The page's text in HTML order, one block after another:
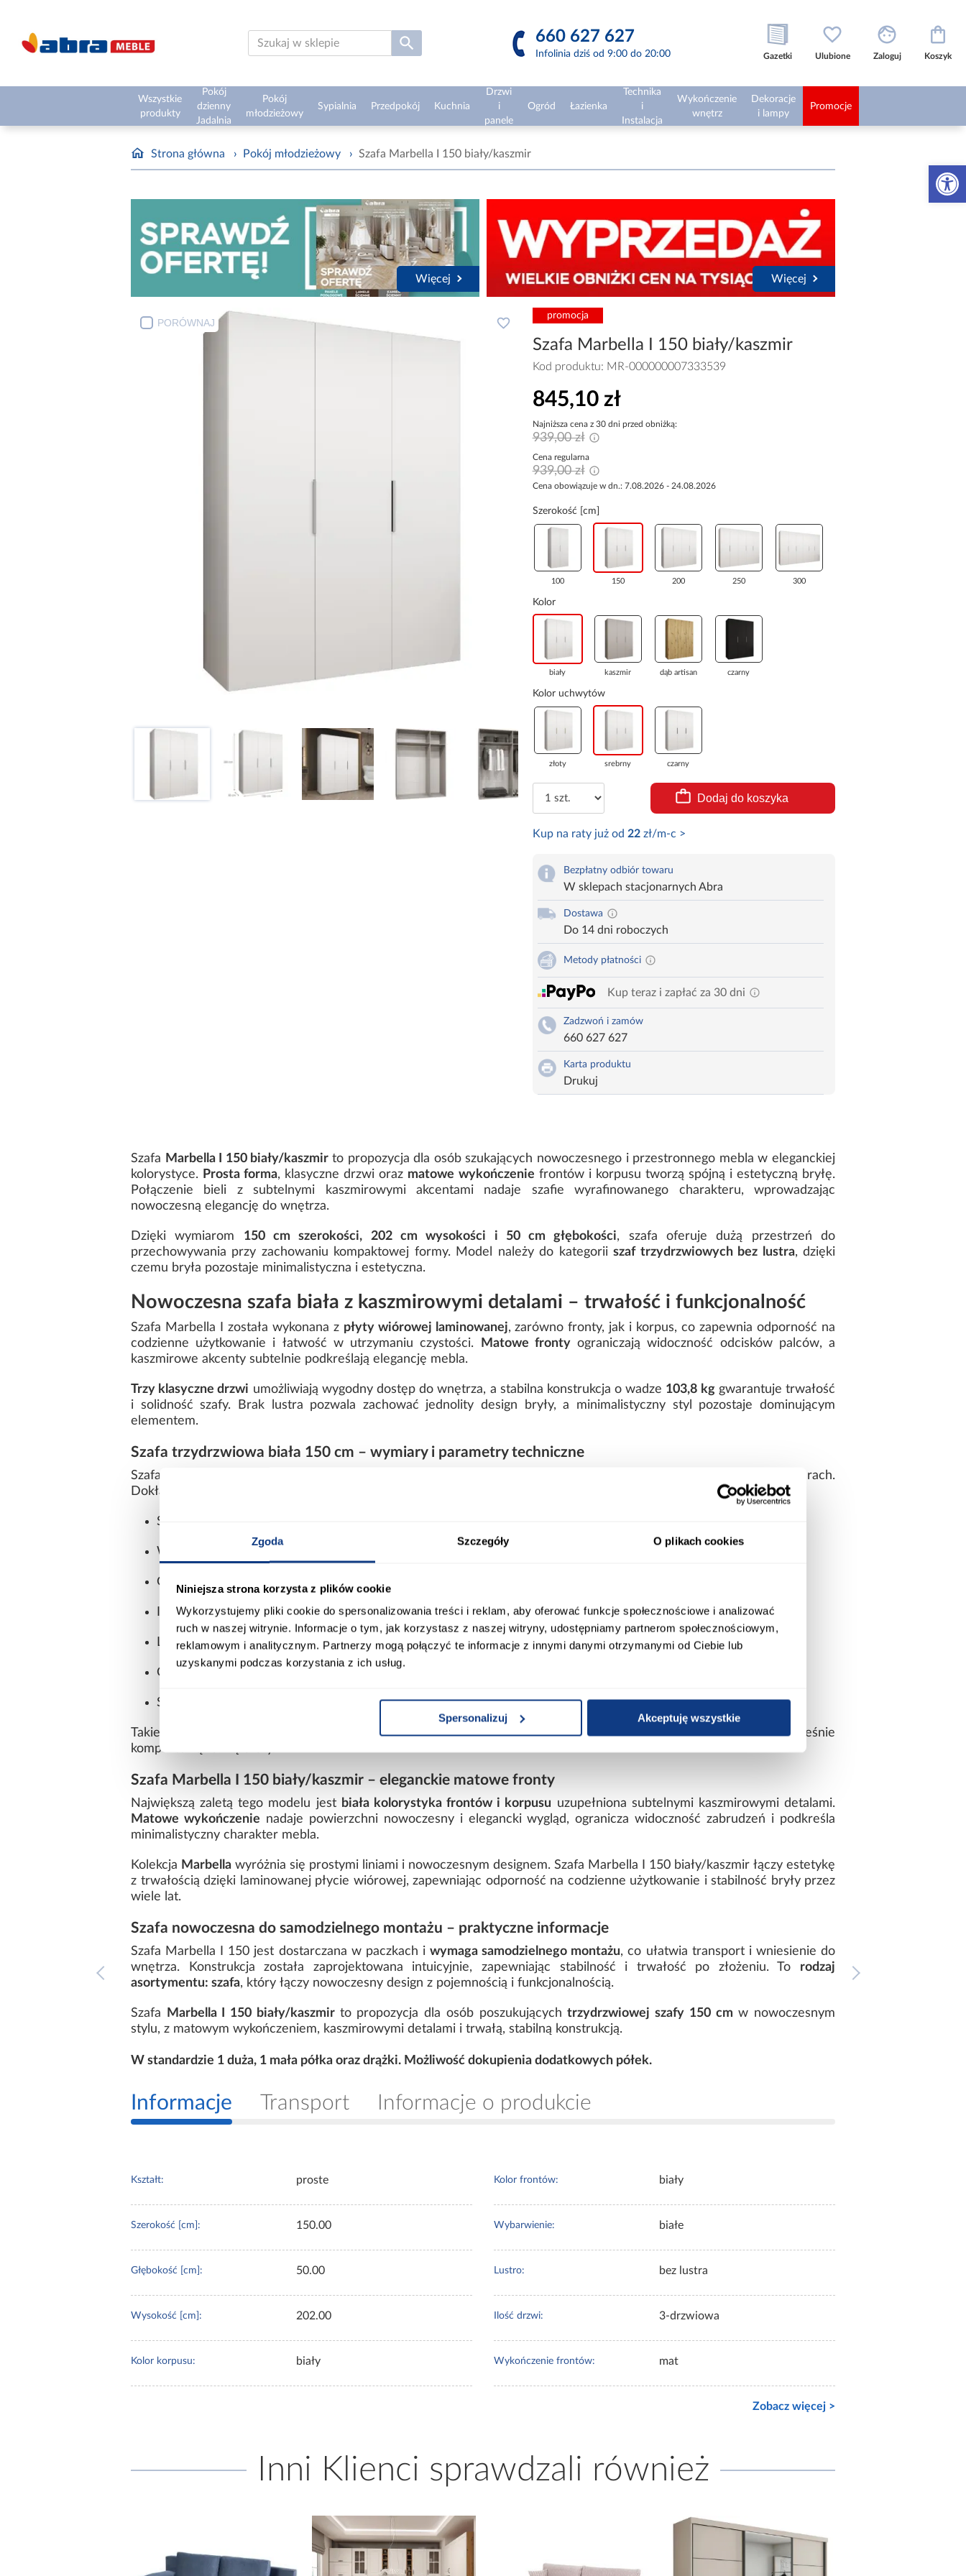
Zgoda Szczegóły O plikach cookies
Niniejsza strona korzysta z plików cookie
Wykorzystujemy pliki cookie do spersonalizowania treści i reklam, aby oferować funkcje społecznościowe i analizować
ruch w naszej witrynie. Informacje o tym, jak korzystasz z naszej witryny, udostępniamy partnerom społecznościowym,
reklamowym i analitycznym. Partnerzy mogą połączyć te informacje z innymi danymi otrzymanymi od Ciebie lub
uzyskanymi podczas korzystania z ich usług.
Spersonalizuj Akceptuję wszystkie
Otwórz
660 627 627
Infolinia dziś od 9:00 do 20:00 Gazetki Ulubione Zaloguj Koszyk
Wszystkie
produkty
Pokój
dzienny
Jadalnia
Pokój
młodzieżowy
Sypialnia Przedpokój Kuchnia
Drzwi
i
panele
Ogród Łazienka
Technika
i
Instalacja
Wykończenie
wnętrz
Dekoracje
i lampy
Promocje
Strona główna › Pokój młodzieżowy › Szafa Marbella I 150 biały/kaszmir
Więcej Więcej
PORÓWNAJ
promocja
Szafa Marbella I 150 biały/kaszmir
Kod produktu: MR-000000007333539
845,10 zł
Najniższa cena z 30 dni przed obniżką:
939,00 zł
Cena regularna
939,00 zł
Cena obowiązuje w dn.: 7.08.2026 - 24.08.2026
Szerokość [cm]
100 150 200 250 300
Kolor
biały kaszmir dąb artisan czarny
Kolor uchwytów
złoty srebrny czarny
Dodaj do koszyka
Kup na raty już od 22zł/m-c >
Bezpłatny odbiór towaru
W sklepach stacjonarnych Abra
Dostawa
Do 14 dni roboczych
Metody płatności
Kup teraz i zapłać za 30 dni
Zadzwoń i zamów
660 627 627
Karta produktu
Drukuj
Szafa Marbella I 150 biały/kaszmirto propozycja dla osób szukających nowoczesnego i przestronnego mebla w eleganckiej
kolorystyce. Prosta forma, klasyczne drzwi oraz matowe wykończenie frontów i korpusu tworzą spójną i estetyczną bryłę.
Połączenie bieli z subtelnymi kaszmirowymi akcentami nadaje szafie wyrafinowanego charakteru, wprowadzając
nowoczesną elegancję do wnętrza.
Dzięki wymiarom 150 cm szerokości, 202 cm wysokości i 50 cm głębokości, szafa oferuje dużą przestrzeń do
przechowywania przy zachowaniu kompaktowej formy. Model należy do kategoriiszaf trzydrzwiowych bez lustra, dzięki
czemu bryła pozostaje minimalistyczna i estetyczna.
Nowoczesna szafa biała z kaszmirowymi detalami – trwałość i funkcjonalność
Szafa Marbella I została wykonana z płyty wiórowej laminowanej, zarówno fronty, jak i korpus, co zapewnia odporność na
codzienne użytkowanie i łatwość w utrzymaniu czystości.
Matowe frontyograniczają widoczność odcisków palców, a
kaszmirowe akcenty subtelnie podkreślają elegancję mebla.
Trzy klasyczne drzwi umożliwiają wygodny dostęp do wnętrza, a stabilna konstrukcja o wadze 103,8 kggwarantuje trwałość
i solidność szafy. Brak lustra pozwala zachować jednolity design bryły, a minimalistyczny styl pozostaje dominującym
elementem.
Szafa trzydrzwiowa biała 150 cm – wymiary i parametry techniczne
Szafa Marbella I 150 została zaprojektowana z myślą o funkcjonalnym użytkowaniu i proporcjonalnych wymiarach.
Dokładne wymiary i parametry:
Szerokość:
Wysokość: 202 cm
Głębokość:
Ilość drzwi:3
Lustro:brak
Oświetlenie: nie
Styl:
Takie wymiary zapewniają wygodne przechowywanie odzieży i akcesoriów, zachowując przestronną, a jednocześnie
kompaktową formę szafy.
Szafa Marbella I 150 biały/kaszmir – eleganckie matowe fronty
Największą zaletą tego modelu jest biała kolorystyka frontów i korpusu uzupełniona subtelnymi kaszmirowymi detalami.
Matowe wykończenie nadaje powierzchni nowoczesny i elegancki wygląd, ogranicza widoczność zabrudzeń i podkreśla
minimalistyczny charakter mebla.
Kolekcja Marbella wyróżnia się prostymi liniami i nowoczesnym designem. Szafa Marbella I 150 biały/kaszmir łączy estetykę
z trwałością dzięki laminowanej płycie wiórowej, zapewniając odporność na codzienne użytkowanie i stabilność bryły przez
wiele lat.
Szafa nowoczesna do samodzielnego montażu – praktyczne informacje
Szafa Marbella I 150 jest dostarczana w paczkach iwymaga samodzielnego montażu, co ułatwia transport i wniesienie do
wnętrza. Konstrukcja została zaprojektowana intuicyjnie, zapewniając stabilność i trwałość po złożeniu. To rodzaj
asortymentu: szafa, który łączy nowoczesny design z pojemnością i funkcjonalnością.
Szafa Marbella I 150 biały/kaszmir to propozycja dla osób poszukującychtrzydrzwiowej szafy 150 cm w nowoczesnym
stylu, z matowym wykończeniem, kaszmirowymi detalami i trwałą, stabilną konstrukcją.
W standardzie 1 duża, 1 mała półka oraz drążki. Możliwość dokupienia dodatkowych półek.
Informacje Transport Informacje o produkcie
Kształt: proste
Szerokość [cm]: 150.00
Głębokość [cm]: 50.00
Wysokość [cm]: 202.00
Kolor korpusu: biały
Kolor frontów: biały
Wybarwienie: białe
Lustro: bez lustra
Ilość drzwi: 3-drzwiowa
Wykończenie frontów: mat
Zobacz więcej >
Inni Klienci sprawdzali również